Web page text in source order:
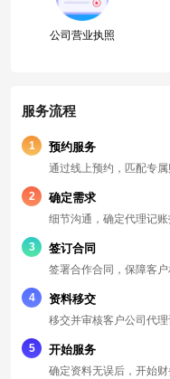
公司营业执照
服务流程
预约服务
1
通过线上预约，匹配专
确定需求
2
细节沟通，确定代理记
签订合同
3
签署合作合同，保障客
资料移交
4
移交并审核客户公司代
开始服务
5
确定资料无误后，开始